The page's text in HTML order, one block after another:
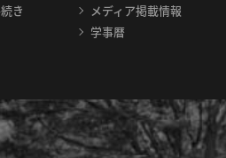
き
メディア掲載情報
学事暦